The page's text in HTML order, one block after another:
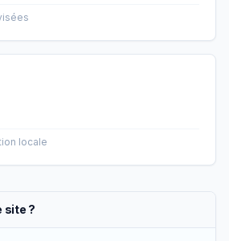
locale
site ?